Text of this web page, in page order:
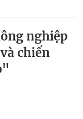
nghiệp
chiến